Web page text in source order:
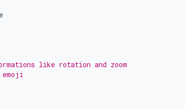
like rotation and zoom